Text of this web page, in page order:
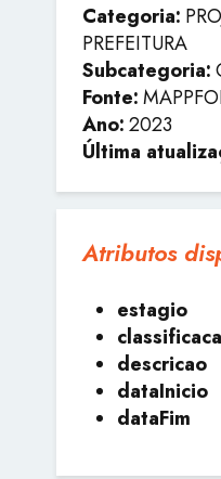
Categoria:
PREFEITURA
Subcategoria:
Fonte:
Ano:2023
Última
Atributos
estagio
descricao
dataInicio
dataFim